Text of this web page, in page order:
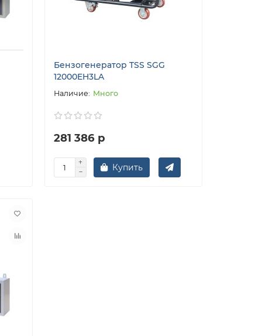
Бензогенератор TSS SGG
12000EH3LA
Много
281 386 р
Купить